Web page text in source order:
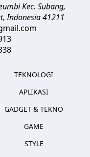
Kec. Subang,
,Indonesia41211
TEKNOLOGI
APLIKASI
GADGET & TEKNO
GAME
STYLE